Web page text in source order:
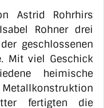
Astrid Rohrhirs
Rohner drei
geschlossenen
Mit viel Geschick
heimische
fertigten die